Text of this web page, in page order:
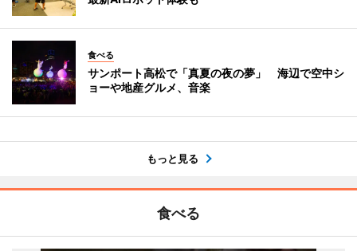
食べる
サンポート高松で「真夏の夜の夢」 海辺で空中シ
ョーや地産グルメ、音楽
もっと見る
食べる